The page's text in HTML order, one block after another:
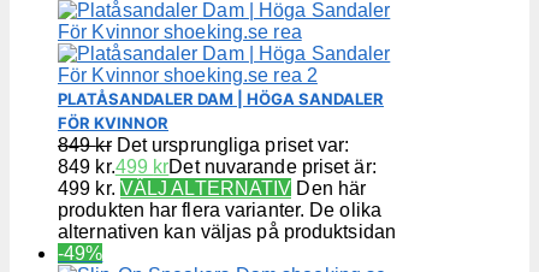
PLATÅSANDALER DAM | HÖGA SANDALER
FÖR KVINNOR
849kr Det ursprungliga priset var:
849 kr.499 krDet nuvarande priset är:
499 kr. VÄLJ ALTERNATIV Den här
produkten har flera varianter. De olika
alternativen kan väljas på produktsidan
-49%